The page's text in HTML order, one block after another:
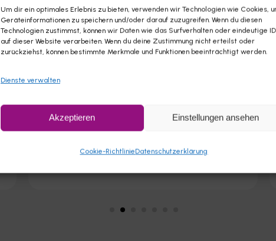
Um dir ein optimales Erlebnis zu bieten, verwenden wir Technologien wie Cookies,
Geräteinformationen zu speichern und/oder darauf zuzugreifen. Wenn du diesen
Technologien zustimmst, können wir Daten wie das Surfverhalten oder eindeutige
auf dieser Website verarbeiten. Wenn du deine Zustimmung nicht erteilst oder
zurückziehst, können bestimmte Merkmale und Funktionen beeinträchtigt werden.
Dienste verwalten
Akzeptieren Einstellungen ansehen
Cookie-RichtlinieDatenschutzerklärung
Webseminare und Inhouse-Schulungen.